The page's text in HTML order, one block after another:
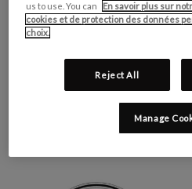
PEINTURE POUR
MEUBLES DE CUISINE,
FINITION SATINÉE -
us to use. You can
En savoir plus sur
cookies et de protection des données
choix.
Reject All
Manage